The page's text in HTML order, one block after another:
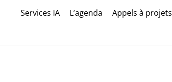
Services IA L’agenda Appels à projets